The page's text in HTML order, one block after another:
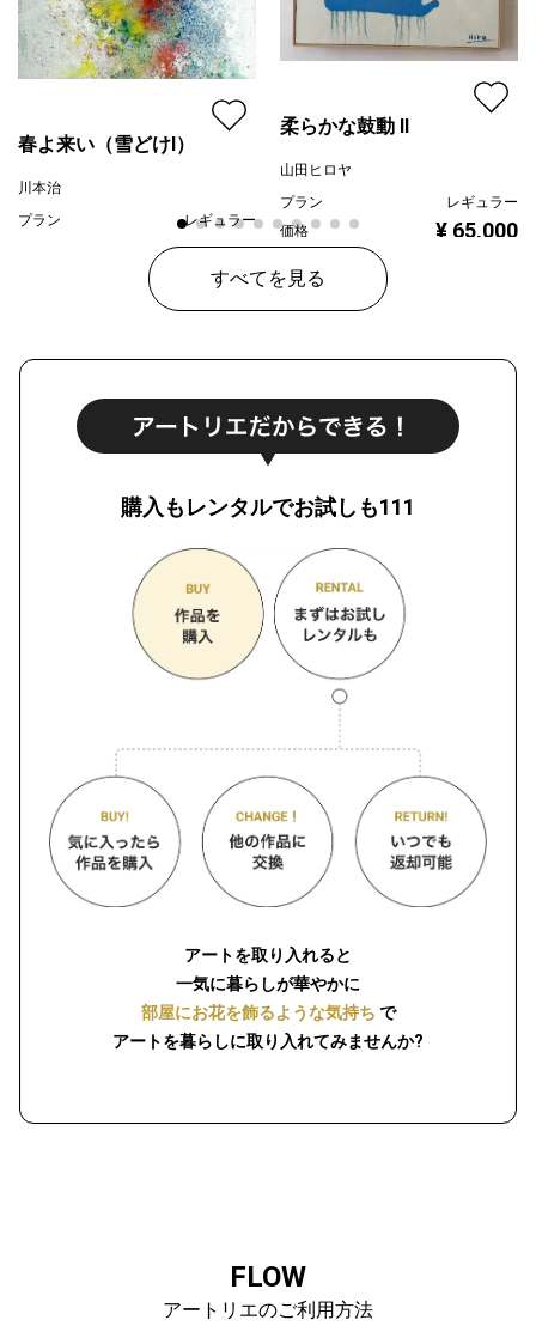
春よ来い（雪どけⅠ）
川本治
プラン
レギュラー
¥ 80,000
柔らかな鼓動 Ⅱ
山田ヒロヤ
プラン
レギュラー
価格
¥ 65,000
すべてを見る
購入もレンタルでお試しも111
アートを取り入れると
一気に暮らしが華やかに
部屋にお花を飾るような気持ち で
アートを暮らしに取り入れてみませんか?
FLOW
アートリエのご利用方法